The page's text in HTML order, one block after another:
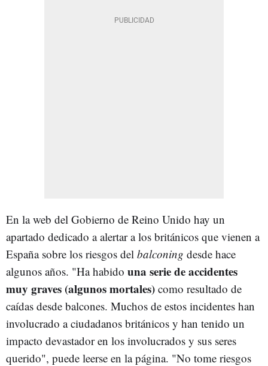
En la web del Gobierno de Reino Unido hay un
apartado dedicado a alertar a los británicos que vienen a
España sobre los riesgos del balconing desde hace
algunos años. "Ha habido una serie de accidentes
muy graves (algunos mortales) como resultado de
caídas desde balcones. Muchos de estos incidentes han
involucrado a ciudadanos británicos y han tenido un
impacto devastador en los involucrados y sus seres
querido", puede leerse en la página. "No tome riesgos